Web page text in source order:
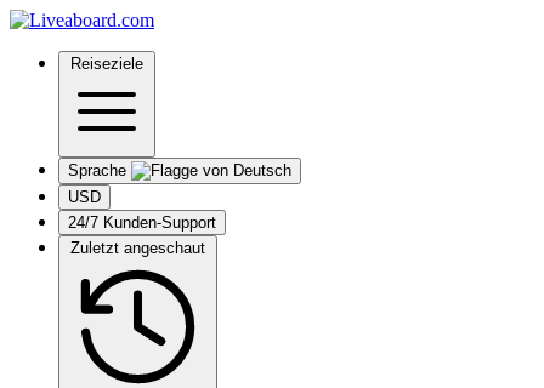
Reiseziele
Sprache
USD
24/7 Kunden-Support
Zuletzt angeschaut